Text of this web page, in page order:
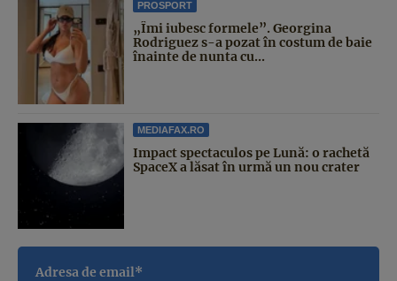
PROSPORT
„Îmi iubesc formele”. Georgina
Rodriguez s-a pozat în costum de baie
înainte de nunta cu...
MEDIAFAX.RO
Impact spectaculos pe Lună: o rachetă
SpaceX a lăsat în urmă un nou crater
Adresa de email*